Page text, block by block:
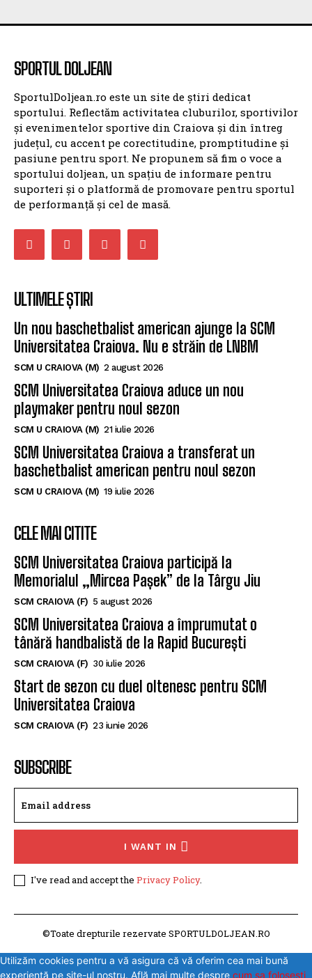
SPORTUL DOLJEAN
SportulDoljean.ro este un site de știri dedicat
sportului. Reflectăm activitatea cluburilor, sportivilor
și evenimentelor sportive din Craiova și din întreg
județul, cu accent pe corectitudine, promptitudine și
pasiune pentru sport. Ne propunem să fim o voce a
sportului doljean, un spațiu de informare pentru
suporteri și o platformă de promovare pentru sportul
de performanță și cel de masă.
ULTIMELE ȘTIRI
Un nou baschetbalist american ajunge la SCM
Universitatea Craiova. Nu e străin de LNBM
SCM U CRAIOVA (M) 2 august 2026
SCM Universitatea Craiova aduce un nou
playmaker pentru noul sezon
SCM U CRAIOVA (M) 21 iulie 2026
SCM Universitatea Craiova a transferat un
baschetbalist american pentru noul sezon
SCM U CRAIOVA (M) 19 iulie 2026
CELE MAI CITITE
SCM Universitatea Craiova participă la
Memorialul „Mircea Pașek” de la Târgu Jiu
SCM CRAIOVA (F) 5 august 2026
SCM Universitatea Craiova a împrumutat o
tânără handbalistă de la Rapid București
SCM CRAIOVA (F) 30 iulie 2026
Start de sezon cu duel oltenesc pentru SCM
Universitatea Craiova
SCM CRAIOVA (F) 23 iunie 2026
SUBSCRIBE
I WANT IN
I've read and accept the Privacy Policy.
©Toate drepturile rezervate SPORTULDOLJEAN.RO
Utilizăm cookies pentru a vă asigura că vă oferim cea mai bună
experiență pe site-ul nostru. Află mai multe despre cum sa folosesti